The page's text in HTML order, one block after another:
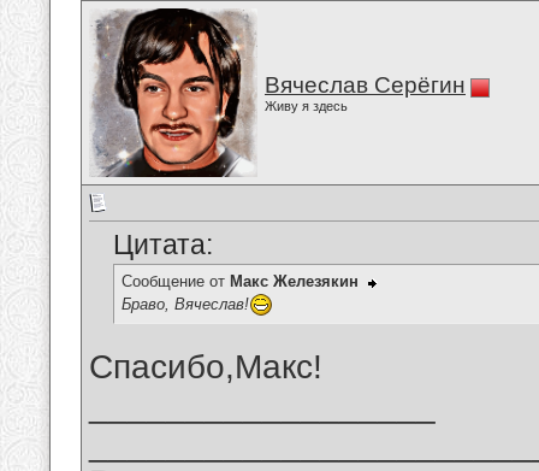
Вячеслав Серёгин
Живу я здесь
Цитата:
Сообщение от Макс Железякин
Браво, Вячеслав!
Спасибо,Макс!